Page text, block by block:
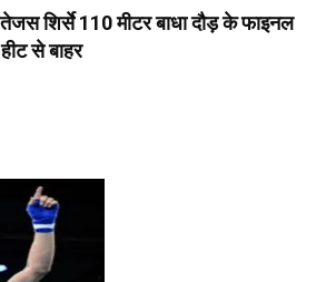
शिर्से 110 मीटर बाधा दौड़ के फाइनल
से बाहर